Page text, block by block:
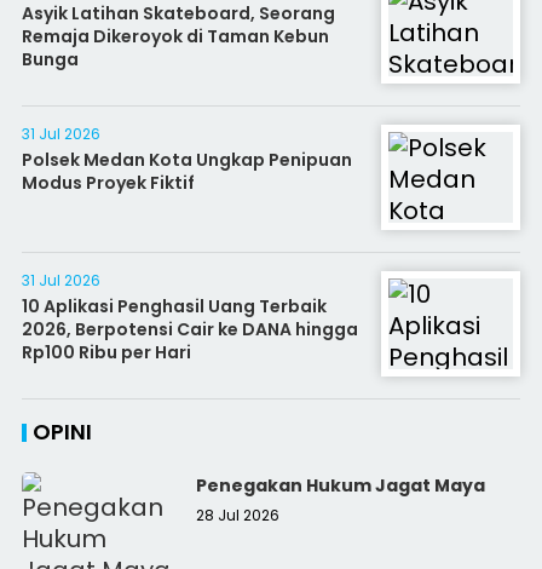
Asyik Latihan Skateboard, Seorang
Remaja Dikeroyok di Taman Kebun
Bunga
31 Jul 2026
Polsek Medan Kota Ungkap Penipuan
Modus Proyek Fiktif
31 Jul 2026
10 Aplikasi Penghasil Uang Terbaik
2026, Berpotensi Cair ke DANA hingga
Rp100 Ribu per Hari
OPINI
Penegakan Hukum Jagat Maya
28 Jul 2026